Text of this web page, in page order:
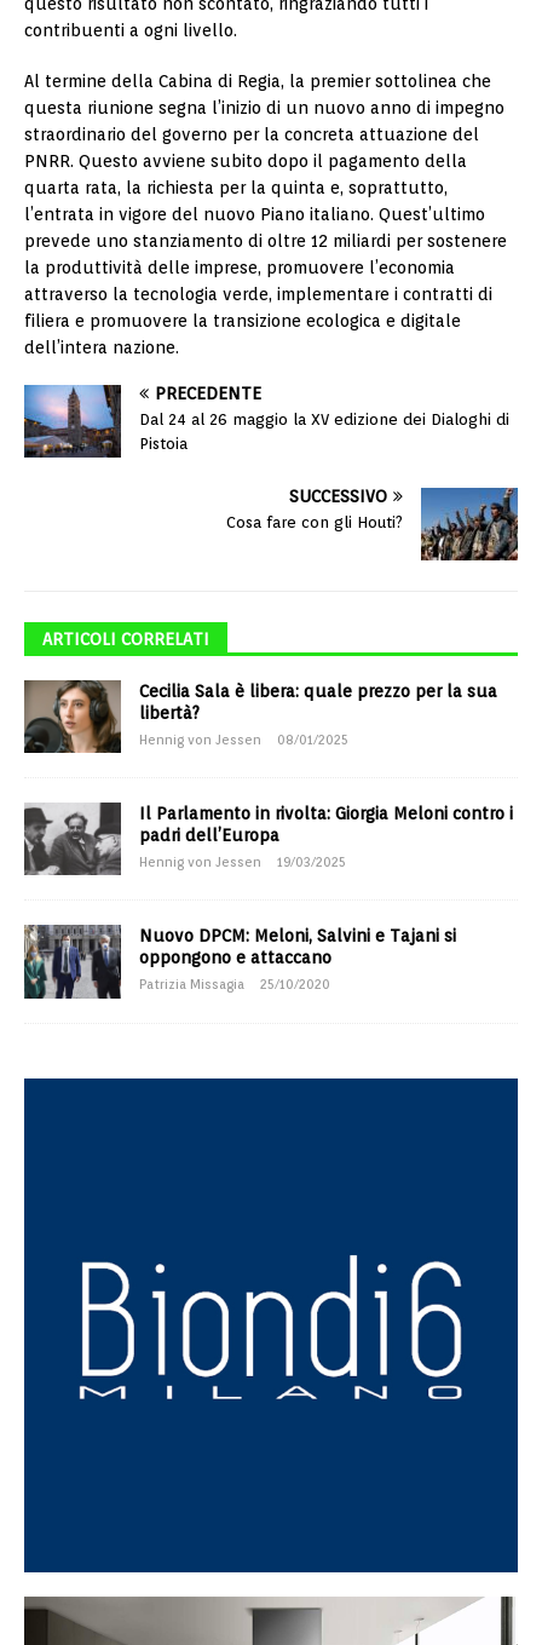
questo risultato non scontato, ringraziando tutti i
contribuenti a ogni livello.
Al termine della Cabina di Regia, la premier sottolinea che
questa riunione segna l’inizio di un nuovo anno di impegno
straordinario del governo per la concreta attuazione del
PNRR. Questo avviene subito dopo il pagamento della
quarta rata, la richiesta per la quinta e, soprattutto,
l’entrata in vigore del nuovo Piano italiano. Quest’ultimo
prevede uno stanziamento di oltre 12 miliardi per sostenere
la produttività delle imprese, promuovere l’economia
attraverso la tecnologia verde, implementare i contratti di
filiera e promuovere la transizione ecologica e digitale
dell’intera nazione.
PRECEDENTE
Dal 24 al 26 maggio la XV edizione dei Dialoghi di
Pistoia
SUCCESSIVO
Cosa fare con gli Houti?
ARTICOLI CORRELATI
Cecilia Sala è libera: quale prezzo per la sua
libertà?
Hennig von Jessen 08/01/2025
Il Parlamento in rivolta: Giorgia Meloni contro i
padri dell’Europa
Hennig von Jessen 19/03/2025
Nuovo DPCM: Meloni, Salvini e Tajani si
oppongono e attaccano
Patrizia Missagia 25/10/2020